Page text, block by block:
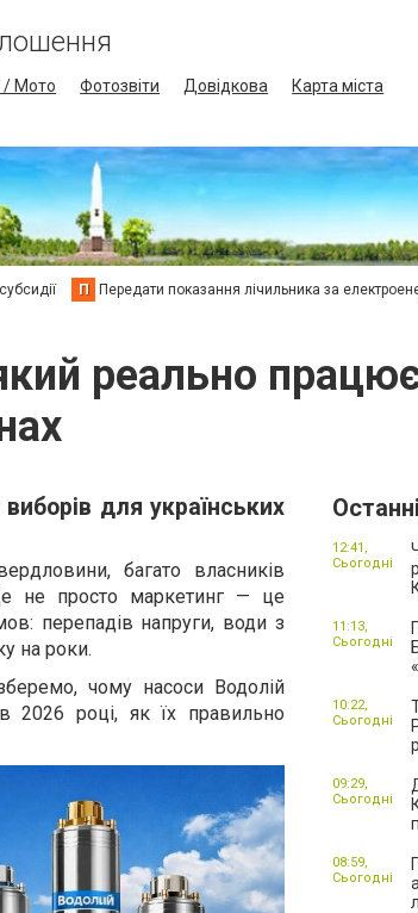
/ Мото Фотозвіти Довідкова
Карта міста
П Передати показання лічильника за
реально
для українських
багато власників
не просто маркетинг — це
перепадів напруги, води з
на роки.
чому насоси Водолій
2026 році, як їх правильно
12:41,
Сьогодні
11:13,
Сьогодні
10:22,
Сьогодні
09:29,
Сьогодні
08:59,
Сьогодні